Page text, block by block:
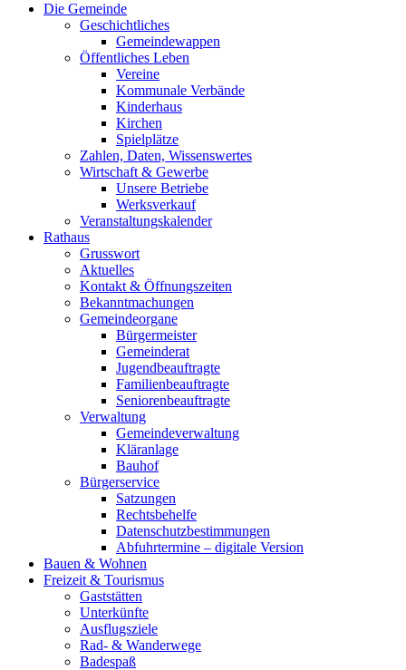
Die Gemeinde
Geschichtliches
Gemeindewappen
Öffentliches Leben
Vereine
Kommunale Verbände
Kinderhaus
Kirchen
Spielplätze
Zahlen, Daten, Wissenswertes
Wirtschaft & Gewerbe
Unsere Betriebe
Werksverkauf
Veranstaltungskalender
Rathaus
Grusswort
Aktuelles
Kontakt & Öffnungszeiten
Bekanntmachungen
Gemeindeorgane
Bürgermeister
Gemeinderat
Jugendbeauftragte
Familienbeauftragte
Seniorenbeauftragte
Verwaltung
Gemeindeverwaltung
Kläranlage
Bauhof
Bürgerservice
Satzungen
Rechtsbehelfe
Datenschutzbestimmungen
Abfuhrtermine – digitale Version
Bauen & Wohnen
Freizeit & Tourismus
Gaststätten
Unterkünfte
Ausflugsziele
Rad- & Wanderwege
Badespaß